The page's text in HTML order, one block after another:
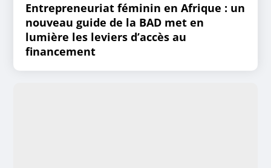
Entrepreneuriat féminin en Afrique : un
nouveau guide de la BAD met en
lumière les leviers d’accès au
financement